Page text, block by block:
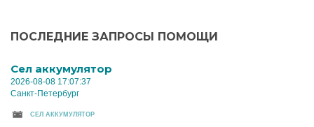
ПОСЛЕДНИЕ ЗАПРОСЫ ПОМОЩИ
Cел аккумулятор
2026-08-08 17:07:37
Санкт-Петербург
CЕЛ АККУМУЛЯТОР